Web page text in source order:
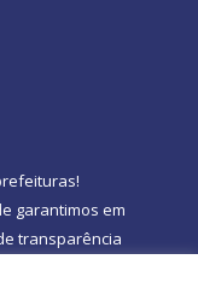
!
garantimos em
transparência